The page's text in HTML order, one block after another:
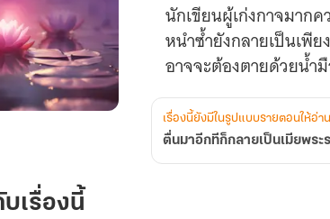
เลือด
เย็น
(มี
book)
นักเขียนผู้เก่งกาจมาก
หนำซ้ำยังกลายเป็นเพี
อาจจะต้องตายด้วยน้ำ
เรื่องนี้ยังมีในรูปแบบรายตอนให้อ่า
ตื่นมาอีกทีก็กลายเป็นเมียพระ
เรื่องนี้